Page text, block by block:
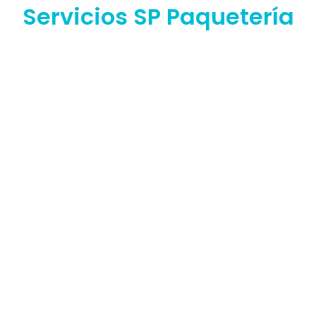
Servicios SP Paquetería